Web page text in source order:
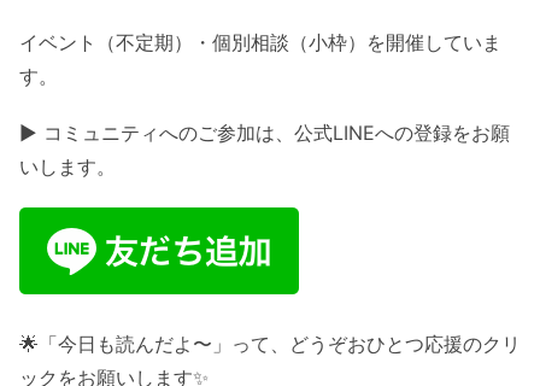
イベント（不定期）・個別相談（小枠）を開催していま
す。
▶ コミュニティへのご参加は、公式LINEへの登録をお願
いします。
🌟「今日も読んだよ〜」って、どうぞおひとつ応援のクリ
ックをお願いします✨